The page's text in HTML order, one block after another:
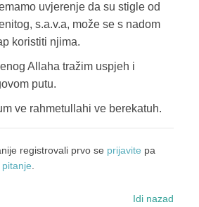
uvjerenje da su stigle od
s.a.v.a, može se s nadom
koristiti njima.
Allaha tražim uspjeh i
putu.
ve rahmetullahi ve berekatuh.
registrovali prvo se prijavite pa
.
Idi nazad